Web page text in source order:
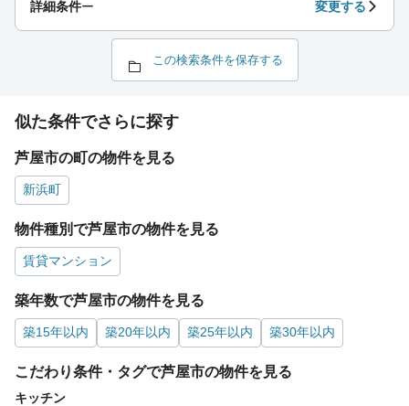
詳細条件ー 変更する
この検索条件を保存する
似た条件でさらに探す
芦屋市の町の物件を見る
新浜町
物件種別で芦屋市の物件を見る
賃貸マンション
築年数で芦屋市の物件を見る
築15年以内 築20年以内 築25年以内 築30年以内
こだわり条件・タグで芦屋市の物件を見る
キッチン